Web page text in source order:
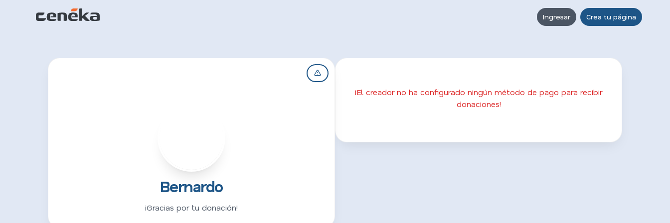
Ingresar Crea tu página
Bernardo
¡Gracias por tu donación!
¡El creador no ha configurado ningún método de pago para recibir
donaciones!